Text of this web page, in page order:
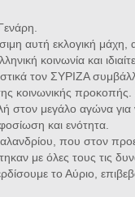
αυτή εκλογική μάχη,
κοινωνία και
τον ΣΥΡΙΖΑ
κοινωνικής προκοπής.
στον μεγάλο αγώνα
και ενότητα.
που στον
με όλες τους τις
το Αύριο,